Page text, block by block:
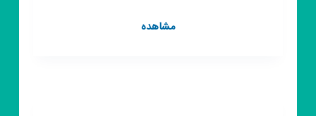
مشاهدهکانال